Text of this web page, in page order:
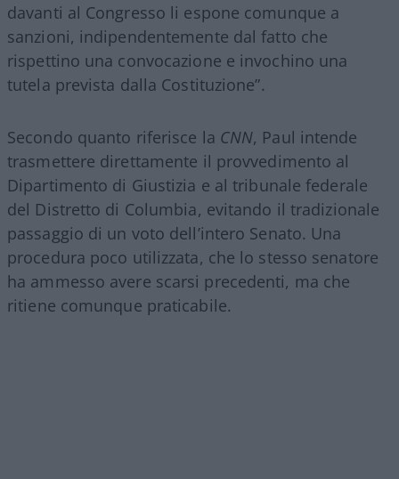
davanti al Congresso li espone comunque a
sanzioni, indipendentemente dal fatto che
rispettino una convocazione e invochino una
tutela prevista dalla Costituzione”.
Secondo quanto riferisce la CNN, Paul intende
trasmettere direttamente il provvedimento al
Dipartimento di Giustizia e al tribunale federale
del Distretto di Columbia, evitando il tradizionale
passaggio di un voto dell’intero Senato. Una
procedura poco utilizzata, che lo stesso senatore
ha ammesso avere scarsi precedenti, ma che
ritiene comunque praticabile.